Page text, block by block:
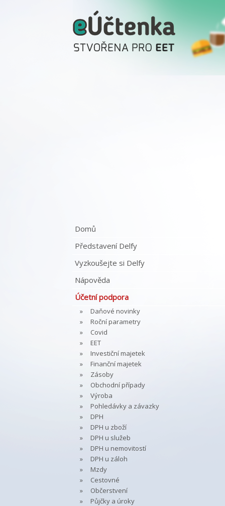
Domů
Představení Delfy
Vyzkoušejte si Delfy
Nápověda
Účetní podpora
Daňové novinky
Roční parametry
Covid
EET
Investiční majetek
Finanční majetek
Zásoby
Obchodní případy
Výroba
Pohledávky a závazky
DPH
DPH u zboží
DPH u služeb
DPH u nemovitostí
DPH u záloh
Mzdy
Cestovné
Občerstvení
Půjčky a úroky